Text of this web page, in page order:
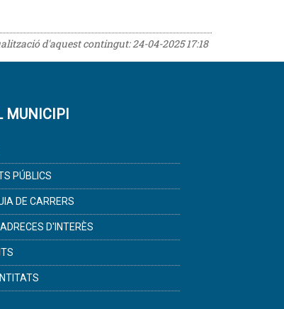
d'aquest contingut:24-04-2025 17:18
MUNICIPI
PÚBLICS
DE CARRERS
D'INTERÈS